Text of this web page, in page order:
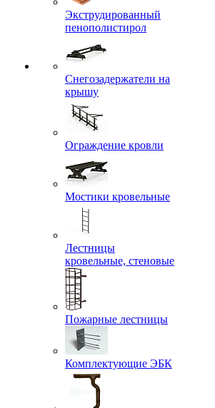
Экструдированный
пенополистирол
Снегозадержатели на
крышу
Ограждение кровли
Мостики кровельные
Лестницы
кровельные, стеновые
Пожарные лестницы
Комплектующие ЭБК